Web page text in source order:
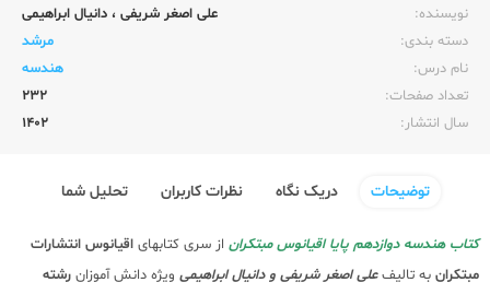
نویسنده:‌
علی اصغر شریفی ، دانیال ابراهیمی
دسته بندی:
مرشد
نام درس:
هندسه
تعداد صفحات:‌
232
سال انتشار:‌
1402
توضیحات دریک نگاه نظرات کاربران تحلیل شما
کتاب هندسه دوازدهم پایا اقیانوس مبتکران از سری کتابهای اقیانوس انتشارات
مبتکران به تالیفعلی اصغر شریفی و دانیال ابراهیمی ویژه دانش آموزان رشته